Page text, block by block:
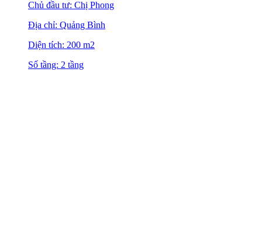
Chủ đầu tư: Chị Phong
Địa chỉ: Quảng Bình
Diện tích: 200 m2
Số tầng: 2 tầng